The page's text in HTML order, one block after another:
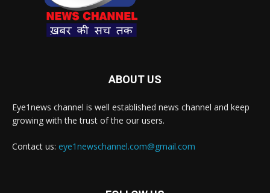
ABOUT US
Eye1news channel is well established news channel and keep
growing with the trust of the our users.
Contact us: eye1newschannel.com@gmail.com